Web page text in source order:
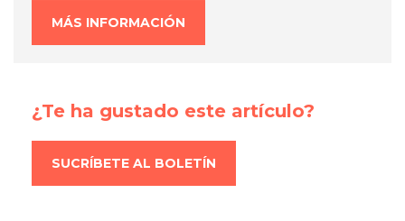
MÁS INFORMACIÓN
¿Te ha gustado este artículo?
SUCRÍBETE AL BOLETÍN